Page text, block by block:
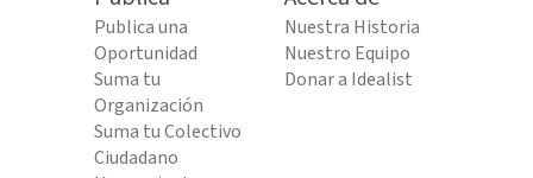
Publica una
Oportunidad
Suma tu
Organización
Suma tu Colectivo
Ciudadano
Nuestra Historia
Nuestro Equipo
Donar a Idealist